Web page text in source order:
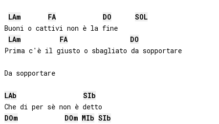
LAm FA DO
SOL
Buoni o cattivi non è la fine
LAm FA
DO
Prima c'è il giusto o sbagliato da sopportare
Da sopportare
LAb
SIb
DOm DOm MIb SIb